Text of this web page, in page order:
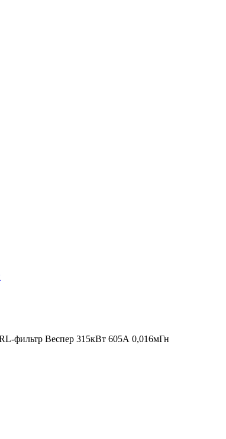
фильтр Веспер 315кВт 605А 0,016мГн